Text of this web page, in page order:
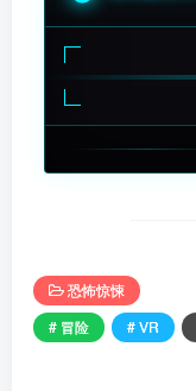
恐怖惊悚
# 冒险
# VR